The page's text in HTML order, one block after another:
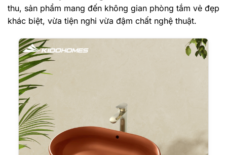
thu, sản phẩm mang đến không gian phòng tắm vẻ đẹp
khác biệt, vừa tiện nghi vừa đậm chất nghệ thuật.